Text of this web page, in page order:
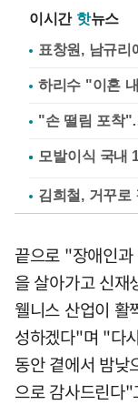
이시간 핫뉴스
표창원, 남규
하리수 "이혼
"손 떨림 포착
끝으로 "장애인
을 살아가고 신재
웰니스 산업이 활
성하겠다"며 "다
동안 곁에서 밤낮
으로 감사드린다"